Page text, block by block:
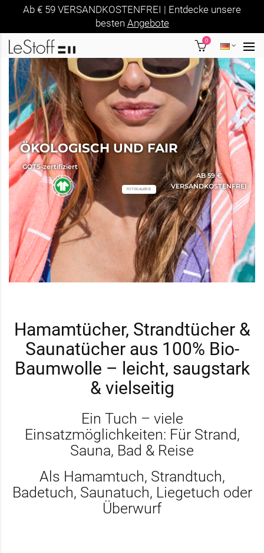
Ab € 59 VERSANDKOSTENFREI | Entdecke unsere
besten Angebote
0
SALE
Finde reduzierte Ware im Sale
SALE
Hamamtücher, Strandtücher &
Saunatücher aus 100% Bio-
Baumwolle – leicht, saugstark
& vielseitig
Ein Tuch – viele
Einsatzmöglichkeiten: Für Strand,
Sauna, Bad & Reise
Als Hamamtuch, Strandtuch,
Badetuch, Saunatuch, Liegetuch oder
Überwurf